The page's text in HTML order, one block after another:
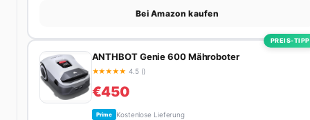
Bei Amazon kaufen
PREIS-TIPP
ANTHBOT Genie 600 Mähroboter
★★★★★ 4.5 ()
€450
Prime Kostenlose Lieferung